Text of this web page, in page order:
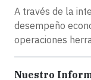
A través de la
desempeño
operaciones
Nuestro